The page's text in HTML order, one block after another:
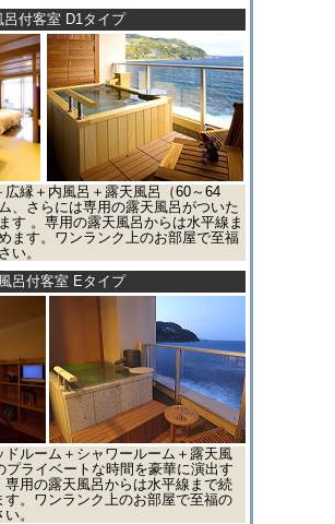
呂付客室 D1タイプ
縁＋内風呂＋露天風呂（60～64
、さらには専用の露天風呂がついた
す 。専用の露天風呂からは水平線ま
ます。ワンランク上のお部屋で至福
い。
呂付客室 Eタイプ
ドルーム＋シャワールーム＋露天風
プライベートな時間を豪華に演出す
専用の露天風呂からは水平線まで続
す。ワンランク上のお部屋で至福の
。